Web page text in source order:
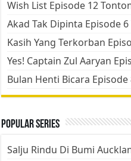
Wish List Episode 12
Akad Tak Dipinta Episode
Kasih Yang Terkorban
Yes! Captain Zul Aaryan
Bulan Henti Bicara
Popular Series
Salju Rindu Di Bumi